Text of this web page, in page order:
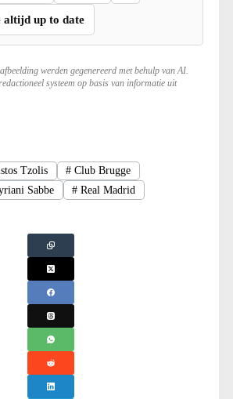
up to date
werden gegenereerd met behulp van AI.
systeem op basis van informatie uit
Tzolis # Club Brugge
Sabbe # Real Madrid